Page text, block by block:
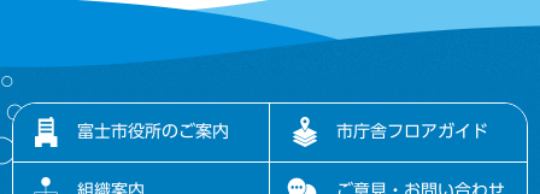
富士市役所のご案内 市庁舎フロアガイド
組織案内 ご意見・お問い合わせ